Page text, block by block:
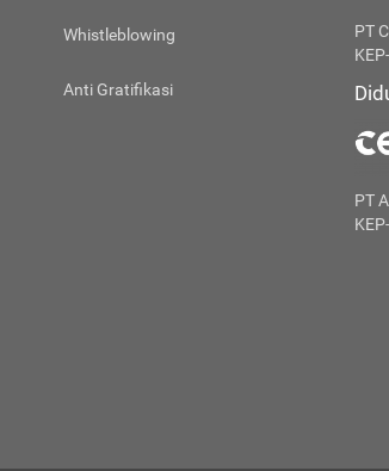
Whistleblowing
Anti Gratifikasi
PT
PT